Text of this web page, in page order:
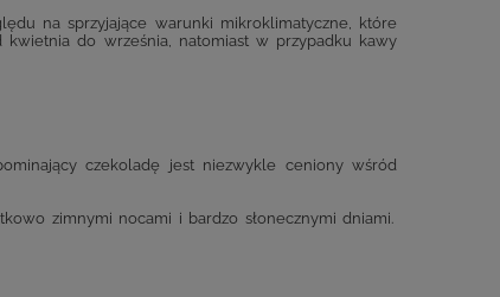
na sprzyjające warunki mikroklimatyczne, które
do września, natomiast w przypadku kawy
czekoladę jest niezwykle ceniony wśród
zimnymi nocami i bardzo słonecznymi dniami.